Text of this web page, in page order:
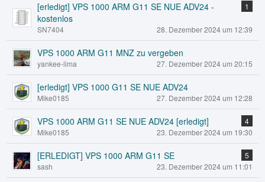
[erledigt] VPS 1000 ARM G11 SE NUE ADV24 -
kostenlos
1
SN7404 28. Dezember 2024 um 12:39
VPS 1000 ARM G11 MNZ zu vergeben
yankee-lima 27. Dezember 2024 um 20:15
[erledigt] VPS 1000 G11 SE NUE ADV24
Mike0185 27. Dezember 2024 um 12:28
VPS 1000 ARM G11 SE NUE ADV24 [erledigt]
4
Mike0185
23. Dezember 2024 um 19:30
[ERLEDIGT] VPS 1000 ARM G11 SE
5
sash
23. Dezember 2024 um 11:01